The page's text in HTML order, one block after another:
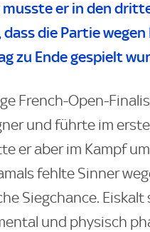
musste er in den
die Partie wegen
zu Ende gespielt
French-Open-
und führte im
er aber im Kampf
fehlte Sinner
Siegchance. Eiskalt
und physisch